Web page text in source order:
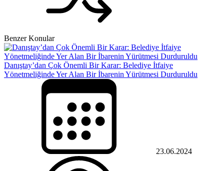
Benzer Konular
Danıştay’dan Çok Önemli Bir Karar: Belediye İtfaiye
Yönetmeliğinde Yer Alan Bir İbarenin Yürütmesi Durduruldu
23.06.2024